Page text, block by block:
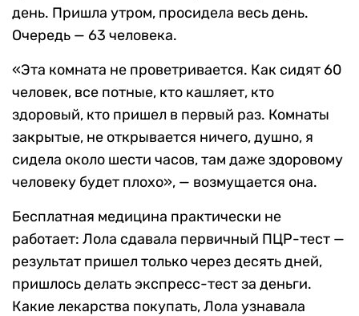
день. Пришла утром, просидела весь день.
Очередь — 63 человека.
«Эта комната не проветривается. Как сидят 60
человек, все потные, кто кашляет, кто
здоровый, кто пришел в первый раз. Комнаты
закрытые, не открывается ничего, душно, я
сидела около шести часов, там даже здоровому
человеку будет плохо», — возмущается она.
Бесплатная медицина практически не
работает: Лола сдавала первичный ПЦР-тест —
результат пришел только через десять дней,
пришлось делать экспресс-тест за деньги.
Какие лекарства покупать, Лола узнавала